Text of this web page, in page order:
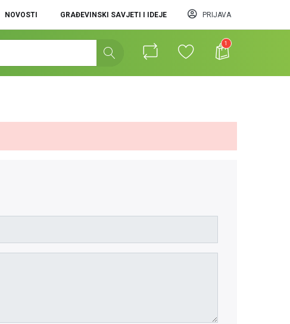
NOVOSTI GRAĐEVINSKI SAVJETI I IDEJE PRIJAVA
1